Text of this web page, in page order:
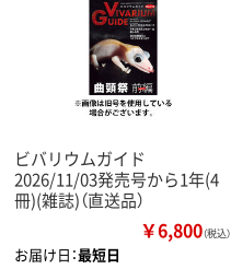
ビバリウムガイド
2026/11/03発売号から1年(4
冊)(雑誌)（直送品）
￥6,800（税込）
お届け日：最短日